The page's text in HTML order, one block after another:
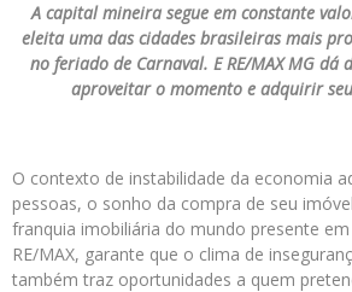
A capital mineira segue em constante
eleita uma das cidades brasileiras mais
no feriado de Carnaval. E RE/MAX MG dá
aproveitar o momento e adquirir
O contexto de instabilidade da economia
pessoas, o sonho da compra de seu
franquia imobiliária do mundo presente em
RE/MAX, garante que o clima de
também traz oportunidades a quem